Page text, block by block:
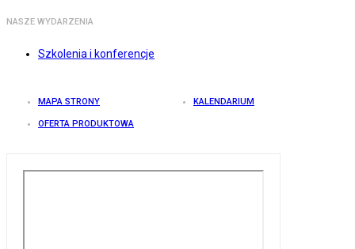
NASZE WYDARZENIA
Szkolenia i konferencje
MAPA STRONY KALENDARIUM
OFERTA PRODUKTOWA